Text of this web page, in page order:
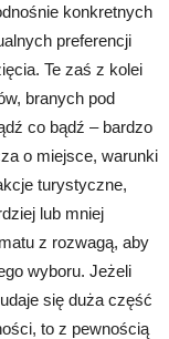
konkretnych
preferencji
Te zaś z kolei
branych pod
co bądź – bardzo
o miejsce, warunki
turystyczne,
lub mniej
z rozwagą, aby
wyboru. Jeżeli
się duża część
to z pewnością